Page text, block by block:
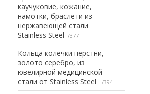
каучуковие, кожание,
намотки, браслети из
нержавеющей стали
Stainless Steel
377
Кольца колечки перстни,
золото серебро, из
ювелирной медицинской
стали от Stainless Steel
394